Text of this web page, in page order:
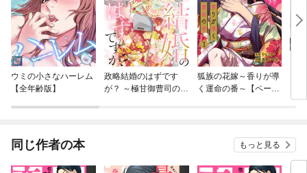
ウミの小さなハーレム
【全年齢版】
政略結婚のはずです
が？ ～極甘御曹司の溺
狐族の花嫁～香りが導
く運命の番～【ページ
止
同じ作者の本 もっと見る